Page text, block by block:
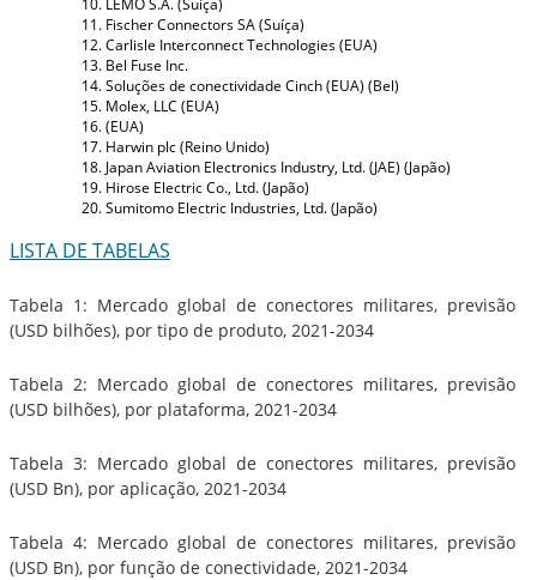
Fischer Connectors SA (Suíça)
Carlisle Interconnect Technologies (EUA)
Bel Fuse Inc.
Soluções de conectividade Cinch (EUA) (Bel)
Molex, LLC (EUA)
(EUA)
Harwin plc (Reino Unido)
Japan Aviation Electronics Industry, Ltd. (JAE) (Japão)
Hirose Electric Co., Ltd. (Japão)
Sumitomo Electric Industries, Ltd. (Japão)
LISTA DE TABELAS
Tabela 1: Mercado global de conectores militares, previsão
(USD bilhões), por tipo de produto, 2021-2034
Tabela 2: Mercado global de conectores militares, previsão
(USD bilhões), por plataforma, 2021-2034
Tabela 3: Mercado global de conectores militares, previsão
(USD Bn), por aplicação, 2021-2034
Tabela 4: Mercado global de conectores militares, previsão
(USD Bn), por função de conectividade, 2021-2034